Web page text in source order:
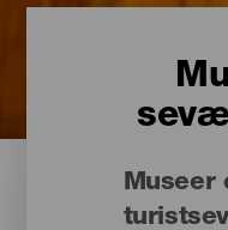
Museer